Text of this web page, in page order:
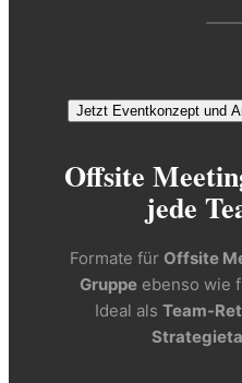
Jetzt Eventkonzept und
Offsite
jede
Formate für Offsite
Gruppeebenso wie
Ideal als Team-